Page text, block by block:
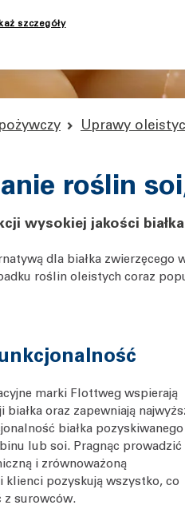
Uprawy
roślin
wysokiej jakości
dla białka
roślin oleistych coraz
marki Flottweg wspierają
białka oraz zapewniają
białka pozyskiwanego
lub soi. Pragnąc prowadzić
i zrównoważoną
klienci pozyskują wszystko, co
z surowców.
szczegóły